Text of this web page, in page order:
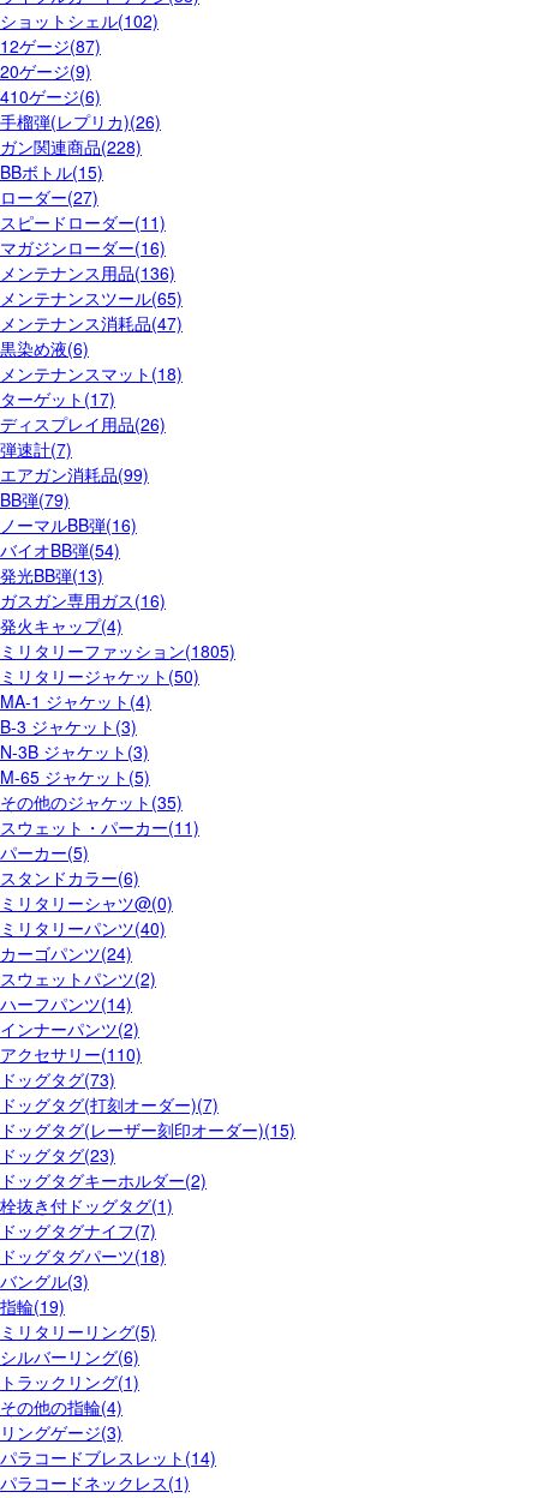
ショットシェル(102)
12ゲージ(87)
20ゲージ(9)
410ゲージ(6)
手榴弾(レプリカ)(26)
ガン関連商品(228)
BBボトル(15)
ローダー(27)
スピードローダー(11)
マガジンローダー(16)
メンテナンス用品(136)
メンテナンスツール(65)
メンテナンス消耗品(47)
黒染め液(6)
メンテナンスマット(18)
ターゲット(17)
ディスプレイ用品(26)
弾速計(7)
エアガン消耗品(99)
BB弾(79)
ノーマルBB弾(16)
バイオBB弾(54)
発光BB弾(13)
ガスガン専用ガス(16)
発火キャップ(4)
ミリタリーファッション(1805)
ミリタリージャケット(50)
MA-1 ジャケット(4)
B-3 ジャケット(3)
N-3B ジャケット(3)
M-65 ジャケット(5)
その他のジャケット(35)
スウェット・パーカー(11)
パーカー(5)
スタンドカラー(6)
ミリタリーシャツ@(0)
ミリタリーパンツ(40)
カーゴパンツ(24)
スウェットパンツ(2)
ハーフパンツ(14)
インナーパンツ(2)
アクセサリー(110)
ドッグタグ(73)
ドッグタグ(打刻オーダー)(7)
ドッグタグ(レーザー刻印オーダー)(15)
ドッグタグ(23)
ドッグタグキーホルダー(2)
栓抜き付ドッグタグ(1)
ドッグタグナイフ(7)
ドッグタグパーツ(18)
バングル(3)
指輪(19)
ミリタリーリング(5)
シルバーリング(6)
トラックリング(1)
その他の指輪(4)
リングゲージ(3)
パラコードブレスレット(14)
パラコードネックレス(1)